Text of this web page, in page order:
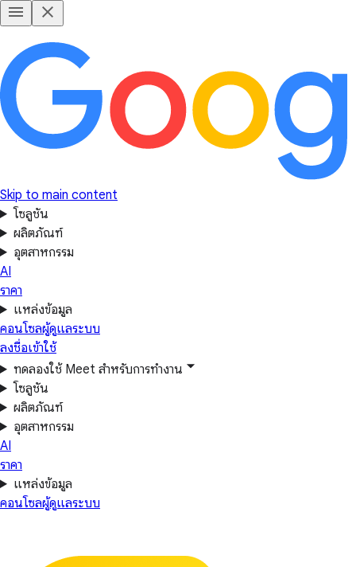
Skip to main content
โซลูชัน
ผลิตภัณฑ์
อุตสาหกรรม
AI
ราคา
แหล่งข้อมูล
คอนโซลผู้ดูแลระบบ
ลงชื่อเข้าใช้
ทดลองใช้ Meet สำหรับการทำงาน
โซลูชัน
ผลิตภัณฑ์
อุตสาหกรรม
AI
ราคา
แหล่งข้อมูล
คอนโซลผู้ดูแลระบบ